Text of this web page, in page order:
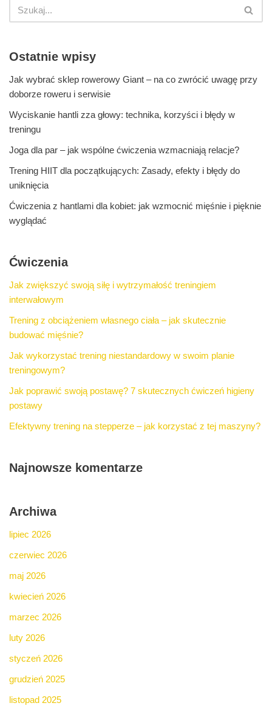
Ostatnie wpisy
Jak wybrać sklep rowerowy Giant – na co zwrócić uwagę przy
doborze roweru i serwisie
Wyciskanie hantli zza głowy: technika, korzyści i błędy w
treningu
Joga dla par – jak wspólne ćwiczenia wzmacniają relacje?
Trening HIIT dla początkujących: Zasady, efekty i błędy do
uniknięcia
Ćwiczenia z hantlami dla kobiet: jak wzmocnić mięśnie i pięknie
wyglądać
Ćwiczenia
Jak zwiększyć swoją siłę i wytrzymałość treningiem
interwałowym
Trening z obciążeniem własnego ciała – jak skutecznie
budować mięśnie?
Jak wykorzystać trening niestandardowy w swoim planie
treningowym?
Jak poprawić swoją postawę? 7 skutecznych ćwiczeń higieny
postawy
Efektywny trening na stepperze – jak korzystać z tej maszyny?
Najnowsze komentarze
Archiwa
lipiec 2026
czerwiec 2026
maj 2026
kwiecień 2026
marzec 2026
luty 2026
styczeń 2026
grudzień 2025
listopad 2025